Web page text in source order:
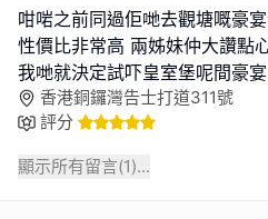
咁啱之前同過佢哋去觀塘嘅豪
性價比非常高 兩姊妹仲大讚點
我哋就決定試吓皇室堡呢間豪宴
香港銅鑼灣告士打道311號
評分
顯示所有留言(1)...